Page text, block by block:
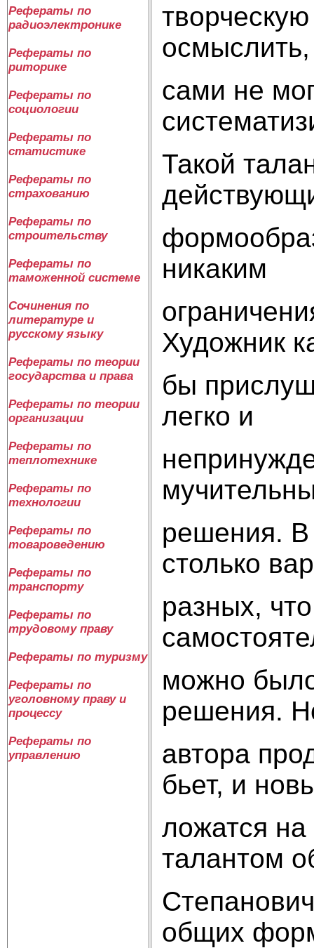
Рефераты по
радиоэлектронике
Рефераты по
риторике
Рефераты по
социологии
Рефераты по
статистике
Рефераты по
страхованию
Рефераты по
строительству
Рефераты по
таможенной системе
Сочинения по
литературе и
русскому языку
Рефераты по теории
государства и права
Рефераты по теории
организации
Рефераты по
теплотехнике
Рефераты по
технологии
Рефераты по
товароведению
Рефераты по
транспорту
Рефераты по
трудовому праву
Рефераты по туризму
Рефераты по
уголовному праву и
процессу
Рефераты по
управлению
сами не
Такой
никаким
Художник
бы
легко и
решения. В
столько
разных,
можно
решения.
автора
бьет, и
ложатся
талантом
общих